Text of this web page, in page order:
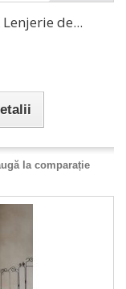
Lenjerie de...
la comparație